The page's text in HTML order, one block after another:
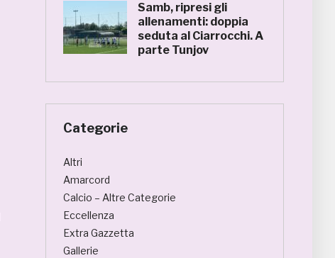
Samb, ripresi gli
allenamenti: doppia
seduta al Ciarrocchi. A
parte Tunjov
Categorie
Altri
Amarcord
Calcio – Altre Categorie
Eccellenza
Extra Gazzetta
Gallerie